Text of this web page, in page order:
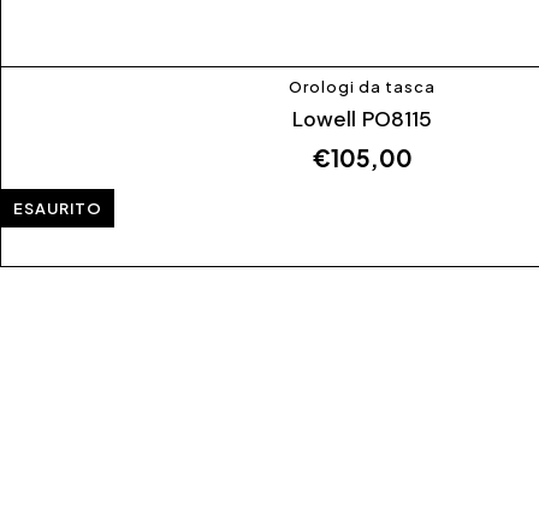
Orologi da tasca
Lowell PO8115
€105,00
ESAURITO